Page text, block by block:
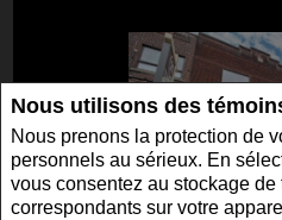
Nous utilisons des
Nous prenons la protection de
personnels au sérieux. En
vous consentez au stockage
correspondants sur votre